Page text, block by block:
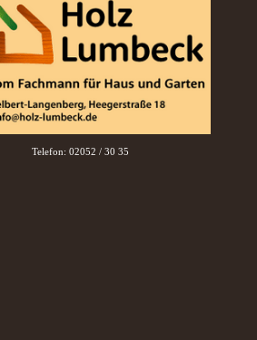
Telefon: 02052 / 30 35